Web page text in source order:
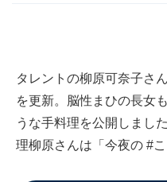
タレントの柳原可奈子さ
を更新。脳性まひの長女
うな手料理を公開しまし
理柳原さんは「今夜の #